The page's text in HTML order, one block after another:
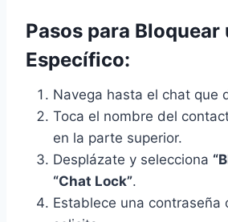
Pasos para Bloquear
Específico:
Navega hasta el chat que
Toca el nombre del
en la parte superior.
Desplázate y selecciona
“Chat Lock”.
Establece una contraseña